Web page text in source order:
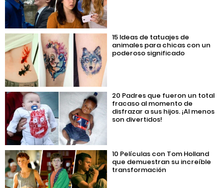
15 Ideas de tatuajes de
animales para chicas con un
poderoso significado
20 Padres que fueron un total
fracaso al momento de
disfrazar a sus hijos. ¡Al menos
son divertidos!
10 Películas con Tom Holland
que demuestran su increíble
transformación